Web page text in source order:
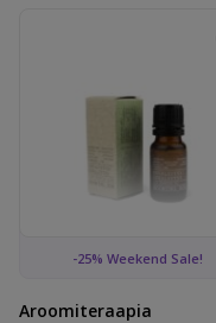
-25% Weekend Sale!
Aroomiteraapia